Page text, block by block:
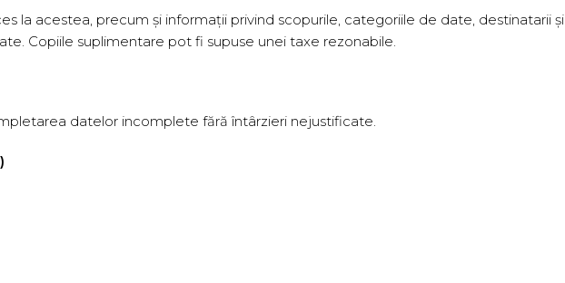
la acestea, precum și informații privind scopurile, categoriile de date, destinatarii și
Copiile suplimentare pot fi supuse unei taxe rezonabile.
datelor incomplete fără întârzieri nejustificate.